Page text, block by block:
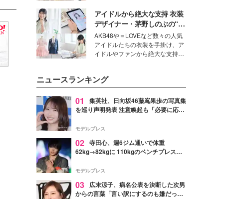
ションの完成度を高めるベースと
して、“髪そのものの美しさ”に改
めて注目する人が増えている様
子。今回は、そんな憧れの艶やか
な髪を日常で叶える、美容好きの
女性たちのヘアケア事情を紹介し
アイドルから絶大な支持 衣装
デザイナー・茅野しのぶの“可
愛い”を作る美学＜「シチズン
クロスシー」インタビュー＞
AKB48や＝LOVEなど数々の人気
アイドルたちの衣装を手掛け、ア
イドルやファンから絶大な支持を
ター・茅野しのぶ。一人ひとりの
個性に寄り添い、魅力を引き出す
衣装作りは、多くの女性たちに勇
気と自信を与え続けている。
ニュースランキング
01
集英社、日向坂46藤嶌果歩の写真集
を巡り声明発表 注意喚起も「必要に応じ
モデルプレス
02 寺田心、週6ジム通いで体重
62kg→82kgに 110kgのベンチプレス持
「かっこいい」と反響
モデルプレス
03
広末涼子、病名公表を決断した次男
からの言葉「言い訳にするのも嫌だっ